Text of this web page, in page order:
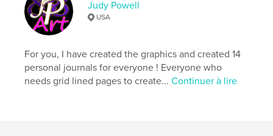
Date de publication:
Langue
Mots-clés
dream book , Judy Powell , journal , diary
Judy Powell
USA
For you, I have created the graphics and created 14
personal journals for everyone ! Everyone who
needs grid lined pages to create...Continuer à lire